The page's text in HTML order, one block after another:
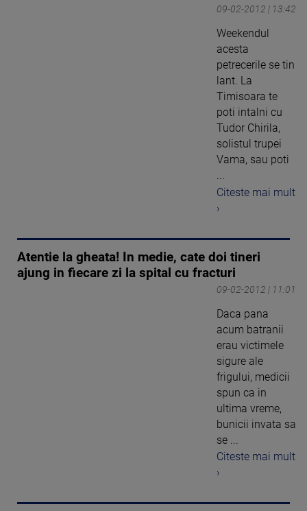
09-02-2012 | 13:42
Weekendul
acesta
petrecerile se tin
lant. La
Timisoara te
poti intalni cu
Tudor Chirila,
solistul trupei
Vama, sau poti
...
Citeste mai mult
›
Atentie la gheata! In medie, cate doi tineri
ajung in fiecare zi la spital cu fracturi
09-02-2012 | 11:01
Daca pana
acum batranii
erau victimele
sigure ale
frigului, medicii
spun ca in
ultima vreme,
bunicii invata sa
se ...
Citeste mai mult
›